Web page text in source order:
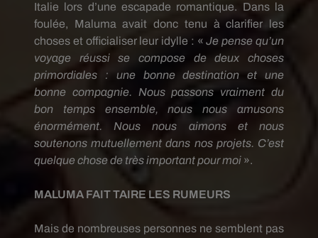
Italie lors d’une escapade romantique. Dans la
foulée,
Maluma avait donc tenu à clarifier les
choses et officialiser leur idylle : «Je pense qu’un
voyage réussi se compose de deux choses
primordiales : une bonne destination et une
bonne compagnie. Nous passons vraiment du
bon temps ensemble, nous nous amusons
énormément. Nous nous aimons et nous
soutenons mutuellement dans nos projets. C’est
quelque chose de très important pour moi ».
MALUMA FAIT TAIRE LES RUMEURS
Mais de nombreuses personnes ne semblent pas